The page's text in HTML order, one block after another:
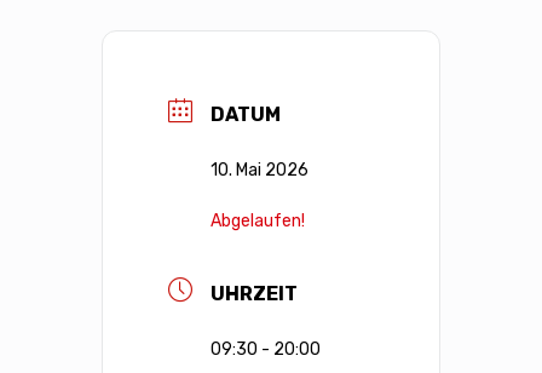
DATUM
10. Mai 2026
Abgelaufen!
UHRZEIT
09:30 - 20:00